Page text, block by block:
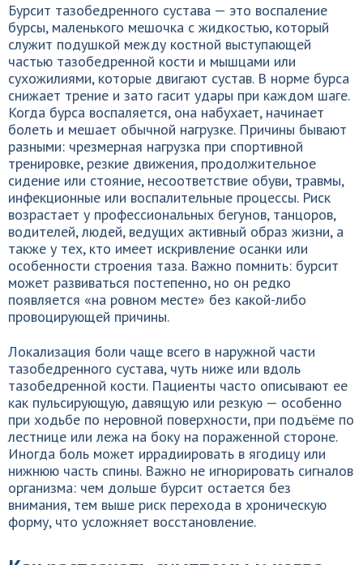
Бурсит тазобедренного сустава — это воспаление
бурсы, маленького мешочка с жидкостью, который
служит подушкой между костной выступающей
частью тазобедренной кости и мышцами или
сухожилиями, которые двигают сустав. В норме бурса
снижает трение и зато гасит удары при каждом шаге.
Когда бурса воспаляется, она набухает, начинает
болеть и мешает обычной нагрузке. Причины бывают
разными: чрезмерная нагрузка при спортивной
тренировке, резкие движения, продолжительное
сидение или стояние, несоответствие обуви, травмы,
инфекционные или воспалительные процессы. Риск
возрастает у профессиональных бегунов, танцоров,
водителей, людей, ведущих активный образ жизни, а
также у тех, кто имеет искривление осанки или
особенности строения таза. Важно помнить: бурсит
может развиваться постепенно, но он редко
появляется «на ровном месте» без какой-либо
провоцирующей причины.
Локализация боли чаще всего в наружной части
тазобедренного сустава, чуть ниже или вдоль
тазобедренной кости. Пациенты часто описывают ее
как пульсирующую, давящую или резкую — особенно
при ходьбе по неровной поверхности, при подъёме по
лестнице или лежа на боку на пораженной стороне.
Иногда боль может иррадиировать в ягодицу или
нижнюю часть спины. Важно не игнорировать сигналов
организма: чем дольше бурсит остается без
внимания, тем выше риск перехода в хроническую
форму, что усложняет восстановление.